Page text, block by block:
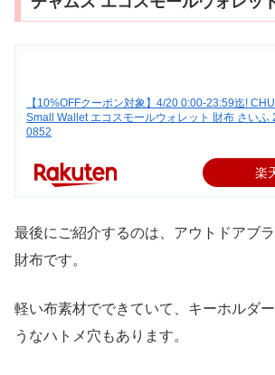
【10%OFFクーポン対象】4/20 0:00-23:59迄!
Small Wallet エコスモールウォレット 財布 さいふ
0852
楽
最後にご紹介するのは、アウトドアブ
財布です。
軽い布素材でできていて、キーホルダ
うなハトメ穴もあります。